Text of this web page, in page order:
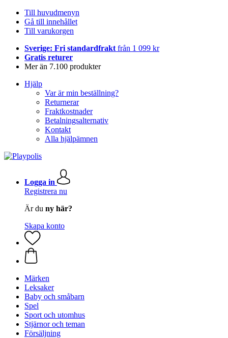
Till huvudmenyn
Gå till innehållet
Till varukorgen
Sverige: Fri standardfrakt från 1 099 kr
Gratis returer
Mer än 7.100 produkter
Hjälp
Var är min beställning?
Returnerar
Fraktkostnader
Betalningsalternativ
Kontakt
Alla hjälpämnen
Logga in
Registrera nu
Är du ny här?
Skapa konto
Märken
Leksaker
Baby och småbarn
Spel
Sport och utomhus
Stjärnor och teman
Försäljning